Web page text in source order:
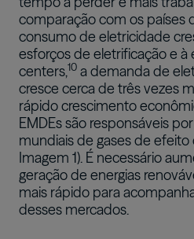
comparação com os países
consumo de eletricidade
esforços de eletrificação e à
centers,10 a demanda de
cresce cerca de três vezes
rápido crescimento
EMDEs são responsáveis
mundiais de gases de efeito
Imagem 1). É necessário
geração de energias
mais rápido para
desses mercados.